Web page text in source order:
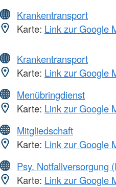
Krankentransport
Karte: Link zur Google
Krankentransport
Karte: Link zur Google
Menübringdienst
Karte: Link zur Google
Mitgliedschaft
Karte: Link zur Google
Psy. Notfallversorgung
Karte: Link zur Google